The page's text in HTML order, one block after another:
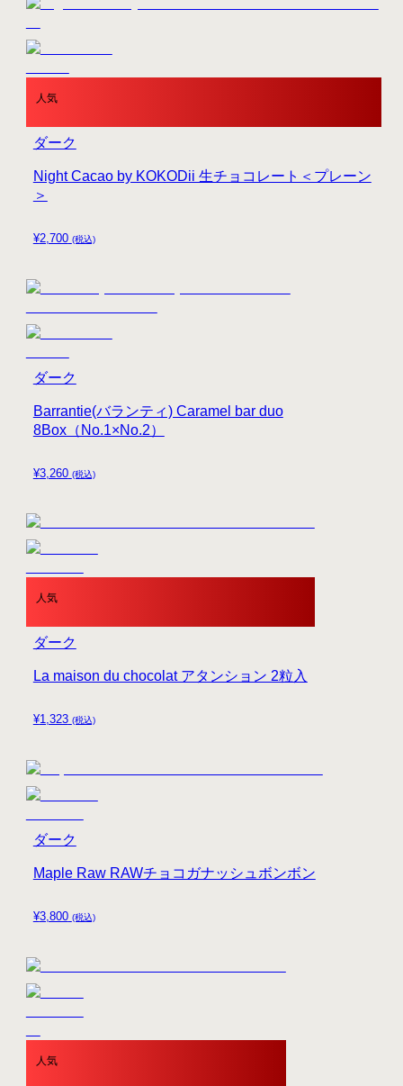
人気
¥2,700 (税込)
Night Cacao by KOKODii 生チョコレート＜プレーン
＞
ダーク
¥3,260 (税込)
Barrantie(バランティ) Caramel bar duo
8Box（No.1×No.2）
ダーク
人気
¥1,323 (税込)
La maison du chocolat アタンション 2粒入
ダーク
¥3,800 (税込)
Maple Raw RAWチョコガナッシュボンボン
ダーク
人気